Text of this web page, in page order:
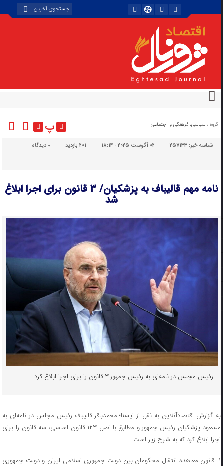
گروه : سیاسی، فرهنگی و اجتماعی پ
شناسه خبر:257133 02 آگوست 2025 - 18:13 201 بازدید دیدگاه
نامه مهم قالیباف به پزشکیان/ ۳ قانون برای اجرا ابلاغ
شد
رئیس مجلس در نامه‌ای به رئیس جمهور ۳ قانون را برای اجرا ابلاغ کرد.
به گزارش اقتصادآنلاین به نقل از ایسنا؛ محمدباقر قالیباف رئیس مجلس در نامه‌ای به
مسعود پزشکیان رئیس جمهور و مطابق با اصل ۱۲۳ قانون اساسی، سه قانون را برای
اجرا ابلاغ کرد که به شرح زیر است.
۱- قانون معاهده انتقال محکومان بین دولت جمهوری اسلامی ایران و دولت جمهوری